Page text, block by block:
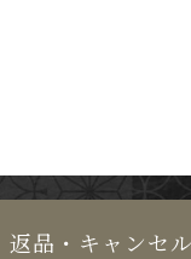
返品・キャンセ